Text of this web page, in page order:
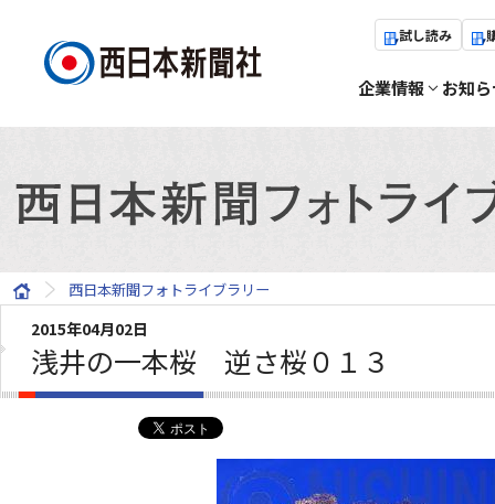
試し読み
企業情報 お知
西日本新聞フォトライブラリー
2015年04月02日
浅井の一本桜 逆さ桜０１３